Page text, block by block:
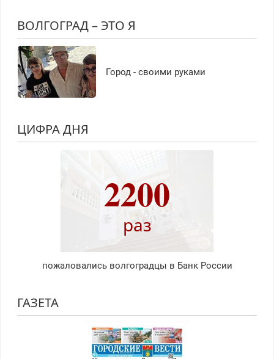
ВОЛГОГРАД – ЭТО Я
Город - своими руками
ЦИФРА ДНЯ
2200
раз
пожаловались волгоградцы в Банк России
ГАЗЕТА